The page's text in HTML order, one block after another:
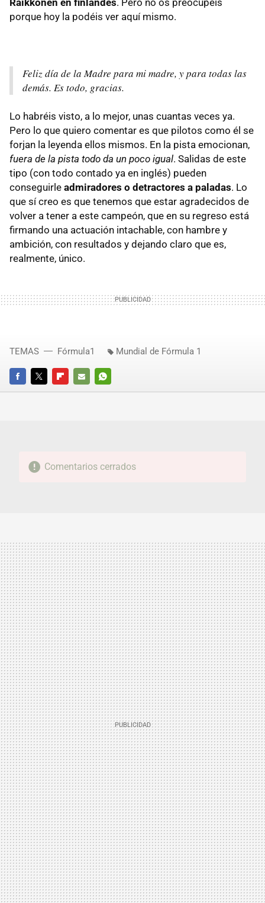
porque hoy la podéis ver aquí mismo.
Feliz día de la Madre para mi madre, y para todas las
demás. Es todo, gracias.
Lo habréis visto, a lo mejor, unas cuantas veces ya.
Pero lo que quiero comentar es que pilotos como él se
forjan la leyenda ellos mismos. En la pista emocionan,
fuera de la pista todo da un poco igual. Salidas de este
tipo (con todo contado ya en inglés) pueden
conseguirle admiradores o detractores a paladas. Lo
que sí creo es que tenemos que estar agradecidos de
volver a tener a este campeón, que en su regreso está
firmando una actuación intachable, con hambre y
ambición, con resultados y dejando claro que es,
realmente, único.
FACEBOOKTWITTERFLIPBOARD
E-
WHATSAPP
TEMAS Fórmula1 Mundial de Fórmula 1
Comentarios cerrados